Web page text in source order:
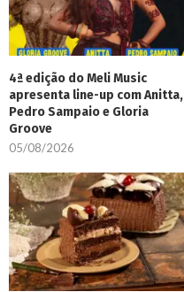
4ª edição do Meli Music
apresenta line-up com Anitta,
Pedro Sampaio e Gloria
Groove
05/08/2026